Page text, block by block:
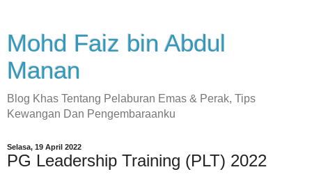
Mohd Faiz bin Abdul
Manan
Blog Khas Tentang Pelaburan Emas & Perak, Tips
Kewangan Dan Pengembaraanku
Selasa, 19 April 2022
PG Leadership Training (PLT) 2022